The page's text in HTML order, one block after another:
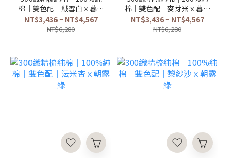
棉｜雙色配｜絨雪白ｘ暮眠
粉
NT$3,436 ~ NT$4,567
NT$6,280
棉｜雙色配｜麥芽米ｘ暮眠
粉
NT$3,436 ~ NT$4,567
NT$6,280